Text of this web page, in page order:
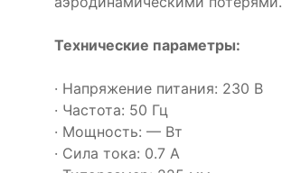
Технические параметры:
· Напряжение питания: 230 В
· Частота: 50 Гц
· Мощность: — Вт
· Сила тока: 0.7 А